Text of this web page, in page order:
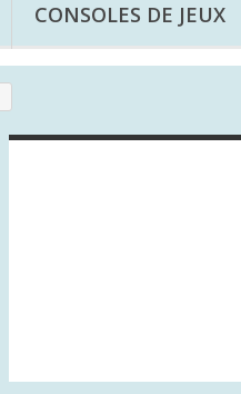
CONSOLES DE JEUX